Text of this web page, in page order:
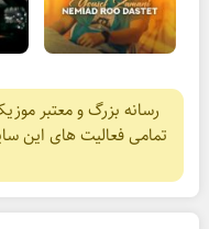
رسانه بزرگ و معتبر
تمامی فعالیت های این